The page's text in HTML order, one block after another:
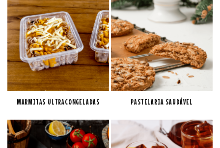
MARMITAS ULTRACONGELADAS PASTELARIA SAUDÁVEL